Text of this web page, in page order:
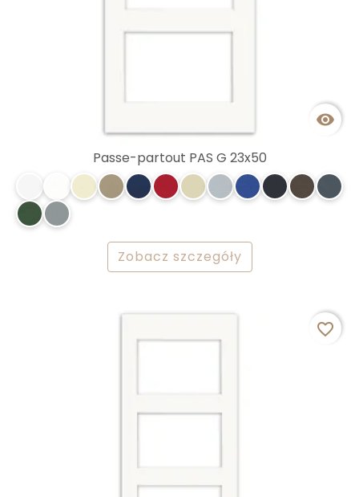

Passe-partout PAS G 23x50
Zobacz szczegóły
favorite_border